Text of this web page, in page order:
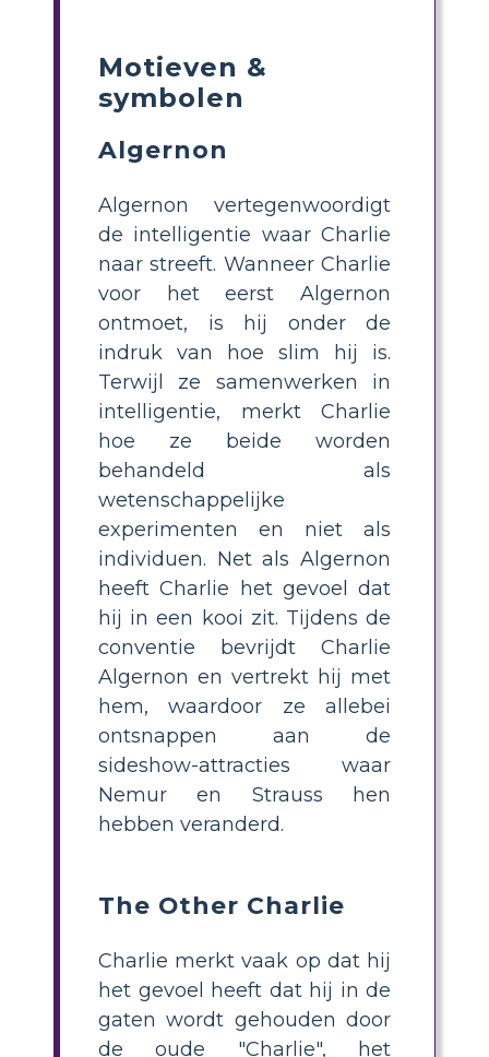
Motieven &
symbolen
Algernon
Algernon vertegenwoordigt
de intelligentie waar Charlie
naar streeft. Wanneer Charlie
voor het eerst Algernon
ontmoet, is hij onder de
indruk van hoe slim hij is.
Terwijl ze samenwerken in
intelligentie, merkt Charlie
hoe ze beide worden
behandeld als
wetenschappelijke
experimenten en niet als
individuen. Net als Algernon
heeft Charlie het gevoel dat
hij in een kooi zit. Tijdens de
conventie bevrijdt Charlie
Algernon en vertrekt hij met
hem, waardoor ze allebei
ontsnappen aan de
sideshow-attracties waar
Nemur en Strauss hen
hebben veranderd.
The Other Charlie
Charlie merkt vaak op dat hij
het gevoel heeft dat hij in de
gaten wordt gehouden door
de oude "Charlie", het